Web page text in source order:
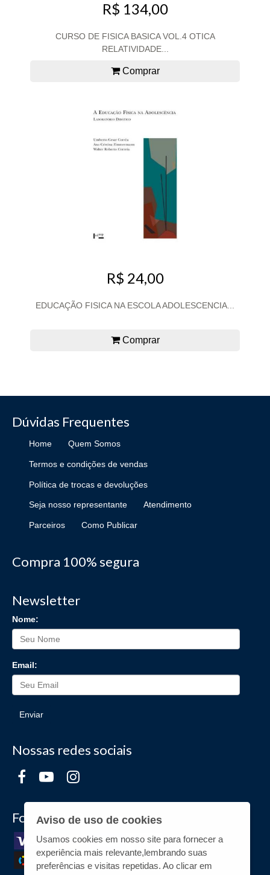
R$ 134,00
CURSO DE FISICA BASICA VOL.4 OTICA
RELATIVIDADE...
Comprar
R$ 24,00
EDUCAÇÃO FISICA NA ESCOLA ADOLESCENCIA...
Comprar
Dúvidas Frequentes
Home Quem Somos
Termos e condições de vendas
Política de trocas e devoluções
Seja nosso representante Atendimento
Parceiros Como Publicar
Compra 100% segura
Newsletter
Nome:
Email:
Enviar
Nossas redes sociais
Formas de Pagamento
Aviso de uso de cookies
Usamos cookies em nosso site para fornecer a
experiência mais relevante,lembrando suas
preferências e visitas repetidas. Ao clicar em